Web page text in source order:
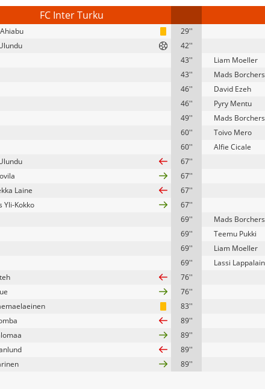
FC Inter Turku
29''
42''
43''
Liam Moeller
43''
Mads Borchers
46''
David Ezeh
46''
Pyry Mentu
49''
Mads Borchers
60''
Toivo Mero
60''
Alfie Cicale
67''
67''
Laine
67''
Yli-Kokko
67''
69''
Mads Borchers
69''
Teemu Pukki
69''
Liam Moeller
69''
Lassi
76''
76''
83''
89''
89''
89''
89''